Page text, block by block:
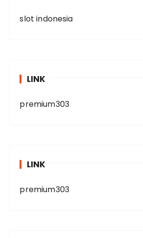
slot indonesia
LINK
premium303
LINK
premium303